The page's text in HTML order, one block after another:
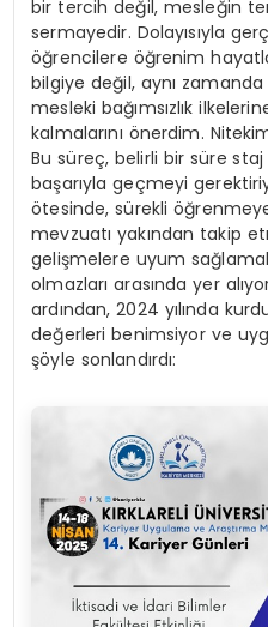
bir tercih değil, mesleğin
sermayedir. Dolayısıyla
öğrencilere öğrenim
bilgiye değil, aynı
mesleki bağımsızlık
kalmalarını önerdim.
Bu süreç, belirli bir süre staj
başarıyla geçmeyi
ötesinde, sürekli
mevzuatı yakından takip
gelişmelere uyum
olmazları arasında yer
ardından, 2024 yılında
değerleri benimsiyor ve
şöyle sonlandırdı: